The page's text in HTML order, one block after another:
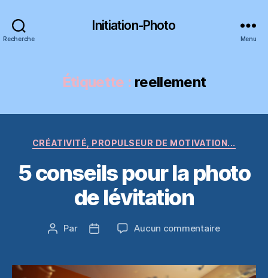
Recherche
Initiation-Photo
Menu
Étiquette : reellement
Catégories
CRÉATIVITÉ, PROPULSEUR DE MOTIVATION...
5 conseils pour la photo
de lévitation
Auteur
Par
Date
Aucun commentairesur
pour